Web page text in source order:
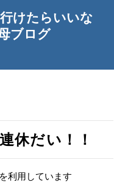
けたらいいな
ブログ
休だい！！
利用しています